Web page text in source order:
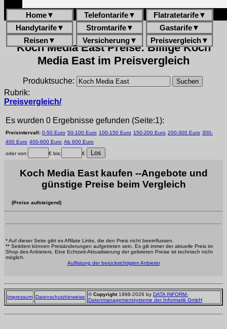
Home▼ Telefontarife▼ Flatratetarife▼
Handytarife▼ Stromtarife▼ Gastarife▼
Reisen▼ Versicherung▼ Preisvergleich▼
Koch Media East Preise: Billige Koch
Media East im Preisvergleich
Produktsuche:
Rubrik:
Preisvergleich/
Es wurden 0 Ergebnisse gefunden (Seite:1):
Preisintervall: 0-50 Euro 50-100 Euro 100-150 Euro 150-200 Euro 200-300 Euro 300-
400 Euro 400-600 Euro Ab 600 Euro
oder von: € bis: €
Koch Media East kaufen --Angebote und
günstige Preise beim Vergleich
(Preise aufsteigend)
* Auf dieser Seite gibt es Affilate Links, die den Preis nicht beeinflussen.
** Seitdem können Preisänderungen aufgetreten sein. Es gilt immer der aktuelle Preis im
Shop des Anbieters. Eine Echtzeit-Aktualisierung der gelisteten Preise ist technisch nicht
möglich.
Auflistung der berücksichtigten Anbieter
Impressum Datenschutzhinweise ©Copyright1998-2026 by DATA INFORM-
Datenmanagementsysteme der Informatik GmbH